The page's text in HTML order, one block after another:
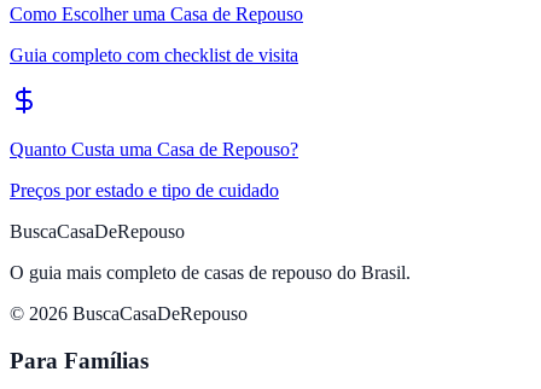
Como Escolher uma Casa de Repouso
Guia completo com checklist de visita
Quanto Custa uma Casa de Repouso?
Preços por estado e tipo de cuidado
BuscaCasaDeRepouso
O guia mais completo de casas de repouso do Brasil.
© 2026 BuscaCasaDeRepouso
Para Famílias